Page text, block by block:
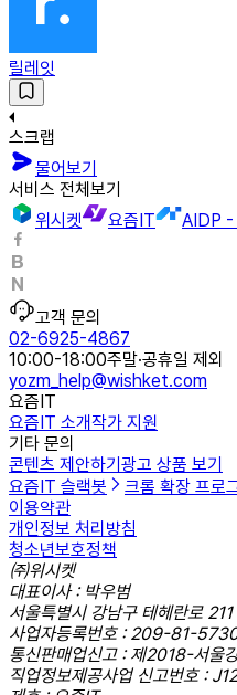
릴레잇
스크랩
물어보기
서비스 전체보기
위시켓
요즘IT AIDP -
고객 문의
02-6925-4867
10:00-18:00주말·공휴일 제외
yozm_help@wishket.com
요즘IT
요즘IT 소개작가 지원
기타 문의
콘텐츠 제안하기 광고 상품 보기
요즘IT 슬랙봇
크롬 확장 프로
이용약관
개인정보 처리방침
청소년보호정책
㈜위시켓
대표이사 : 박우범
서울특별시 강남구 테헤란로
사업자등록번호 : 209-81-
통신판매업신고 : 제2018-서울
직업정보제공사업 신고번호 :